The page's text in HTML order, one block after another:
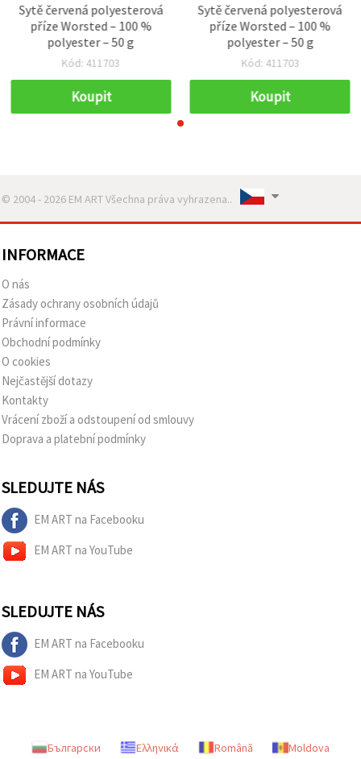
Sytě červená polyesterová
příze Worsted – 100 %
polyester – 50 g
Kód: 411703
Koupit
Sytě červená polyesterová
příze Worsted – 100 %
polyester – 50 g
Kód: 411703
Koupit
© 2004 - 2026 EM ART Všechna práva vyhrazena..
INFORMACE
O nás
Zásady ochrany osobních údajů
Právní informace
Obchodní podmínky
O cookies
Nejčastější dotazy
Kontakty
Vrácení zboží a odstoupení od smlouvy
Doprava a platební podmínky
SLEDUJTE NÁS
EM ART na Facebooku
EM ART na YouTube
SLEDUJTE NÁS
EM ART na Facebooku
EM ART na YouTube
Български Ελληνικά Română Moldova